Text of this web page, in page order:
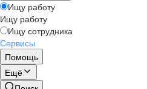
Ищу работу
Ищу работу
Ищу сотрудника
Сервисы
Помощь
Ещё